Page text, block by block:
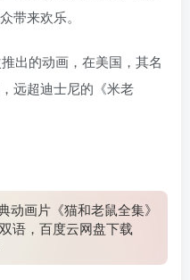
带来欢乐。
出的动画，在美国，其名
远超迪士尼的《米老
动画片《猫和老鼠全集》
语，百度云网盘下载